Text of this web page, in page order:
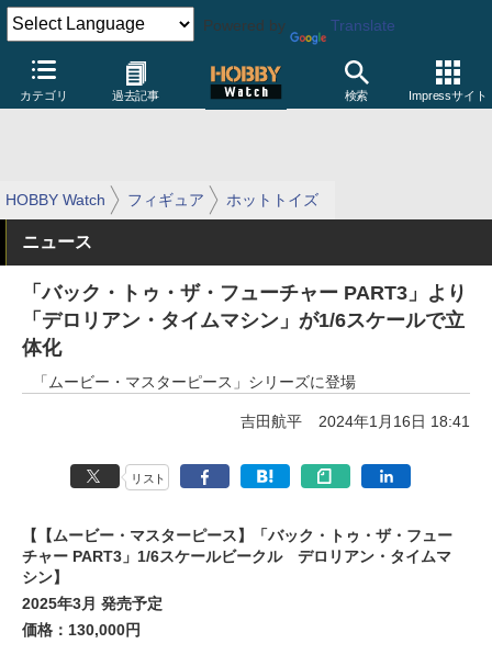
Powered by Translate
カテゴリ 過去記事 検索 Impressサイト
HOBBY Watch フィギュア ホットトイズ
ニュース
「バック・トゥ・ザ・フューチャー PART3」より
「デロリアン・タイムマシン」が1/6スケールで立
体化
「ムービー・マスターピース」シリーズに登場
吉田航平 2024年1月16日 18:41
リスト
【【ムービー・マスターピース】「バック・トゥ・ザ・フュー
チャー PART3」1/6スケールビークル デロリアン・タイムマ
シン】
2025年3月 発売予定
価格：130,000円